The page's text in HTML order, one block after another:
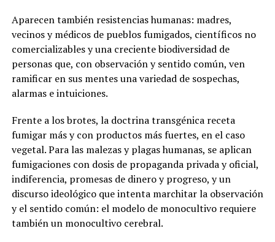
Aparecen también resistencias humanas: madres,
vecinos y médicos de pueblos fumigados, científicos no
comercializables y una creciente biodiversidad de
personas que, con observación y sentido común, ven
ramificar en sus mentes una variedad de sospechas,
alarmas e intuiciones.
Frente a los brotes, la doctrina transgénica receta
fumigar más y con productos más fuertes, en el caso
vegetal. Para las malezas y plagas humanas, se aplican
fumigaciones con dosis de propaganda privada y oficial,
indiferencia, promesas de dinero y progreso, y un
discurso ideológico que intenta marchitar la observación
y el sentido común: el modelo de monocultivo requiere
también un monocultivo cerebral.